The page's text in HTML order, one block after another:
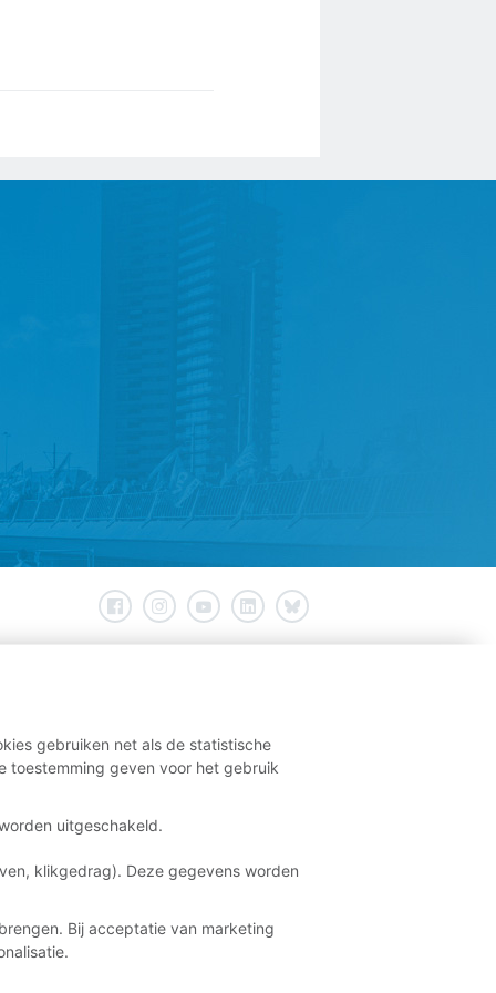
gebruiken net als de statistische
toestemming geven voor het gebruik
uitgeschakeld.
klikgedrag). Deze gegevens worden
Bij acceptatie van marketing